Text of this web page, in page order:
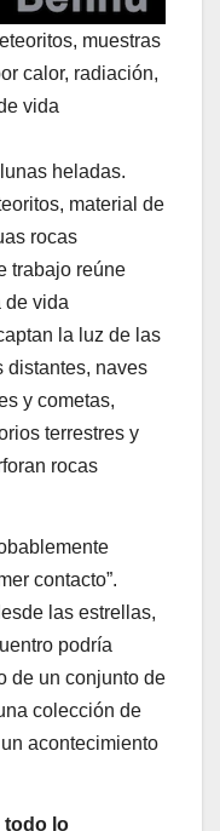
muestras
calor, radiación,
vida
heladas.
material de
rocas
trabajo reúne
de vida
la luz de las
distantes, naves
y cometas,
terrestres y
rocas
contacto”.
las estrellas,
podría
de un conjunto de
colección de
acontecimiento
todo lo